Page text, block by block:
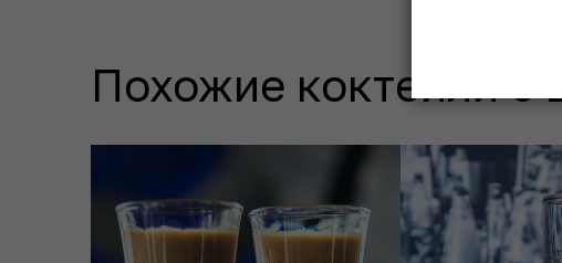
Похожие коктейли с